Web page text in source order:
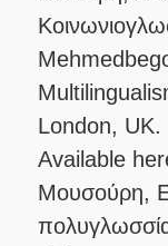
London, UK.
Available
Μουσούρη,